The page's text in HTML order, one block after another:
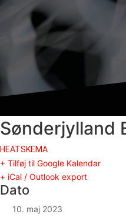
Sønderjylland
HEATSKEMA
+ Tilføj til Google Kalendar
+ iCal / Outlook export
Dato
10. maj 2023